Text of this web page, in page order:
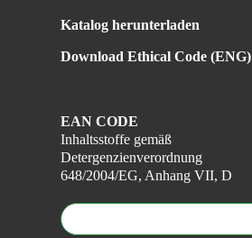
Katalog herunterladen
Download Ethical Code (ENG)
EAN CODE
Inhaltsstoffe gemäß
Detergenzienverordnung
648/2004/EG, Anhang VII, D